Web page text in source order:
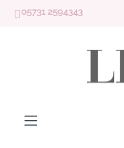
Zum Hauptinhalt
05731 2594343